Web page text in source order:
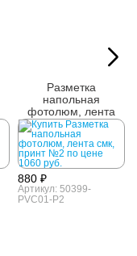
Разметка
напольная
фотолюм, лента
смк, принт №2
880 ₽
Артикул: 50399-
PVC01-P2